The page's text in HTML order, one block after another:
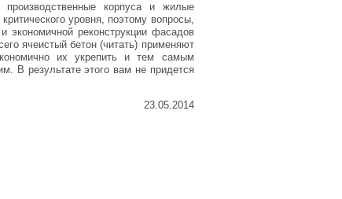
корпуса и жилые
уровня, поэтому вопросы,
экономичной реконструкции фасадов
ячеистый бетон (читать) применяют
их укрепить и тем самым
В результате этого вам не придется
23.05.2014